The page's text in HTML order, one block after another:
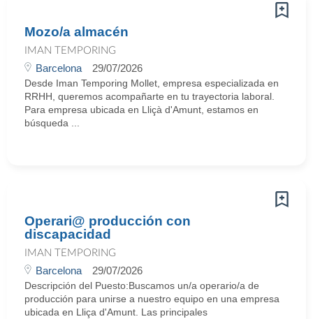
Mozo/a almacén
IMAN TEMPORING
Barcelona 29/07/2026
Desde Iman Temporing Mollet, empresa especializada en
RRHH, queremos acompañarte en tu trayectoria laboral.
Para empresa ubicada en Lliçà d'Amunt, estamos en
búsqueda ...
Operari@ producción con
discapacidad
IMAN TEMPORING
Barcelona 29/07/2026
Descripción del Puesto:Buscamos un/a operario/a de
producción para unirse a nuestro equipo en una empresa
ubicada en Lliça d'Amunt. Las principales